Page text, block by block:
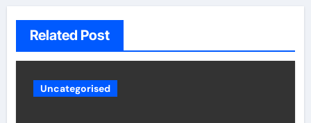
Related Post
Uncategorised